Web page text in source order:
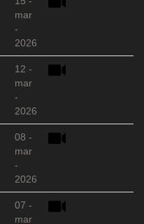
mar
-
2026
12 -
mar
-
2026
08 -
mar
-
2026
07 -
mar